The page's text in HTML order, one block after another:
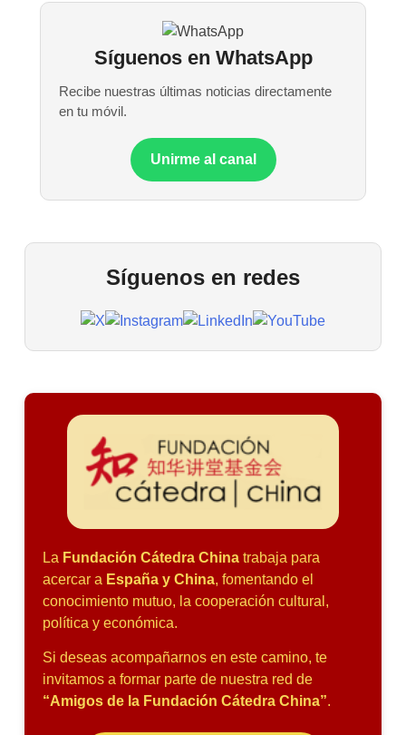
Síguenos en WhatsApp
Recibe nuestras últimas noticias directamente
en tu móvil.
Unirme al canal
Síguenos en redes
La Fundación Cátedra China trabaja para
acercar a España y China, fomentando el
conocimiento mutuo, la cooperación cultural,
política y económica.
Si deseas acompañarnos en este camino, te
invitamos a formar parte de nuestra red de
“Amigos de la Fundación Cátedra China”.